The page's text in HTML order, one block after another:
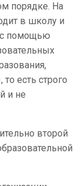
порядке. На
в школу и
с помощью
есть строго
и не
второй